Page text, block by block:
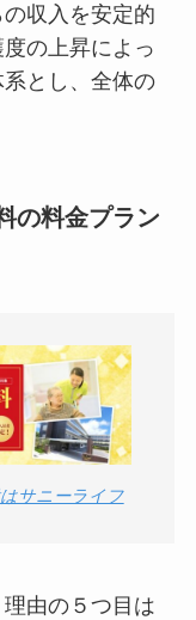
収入を安定的
の上昇によっ
とし、全体の
の料金プラン
サニーライフ
由の５つ目は